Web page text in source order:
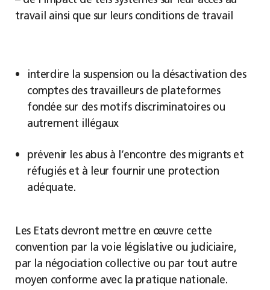
travail ainsi que sur leurs conditions de travail
interdire la suspension ou la désactivation des
comptes des travailleurs de plateformes
fondée sur des motifs discriminatoires ou
autrement illégaux
prévenir les abus à l’encontre des migrants et
réfugiés et à leur fournir une protection
adéquate.
Les Etats devront mettre en œuvre cette
convention par la voie législative ou judiciaire,
par la négociation collective ou par tout autre
moyen conforme avec la pratique nationale.